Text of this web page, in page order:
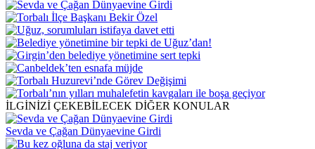
İLGİNİZİ ÇEKEBİLECEK DİĞER KONULAR
Sevda ve Çağan Dünyaevine Girdi